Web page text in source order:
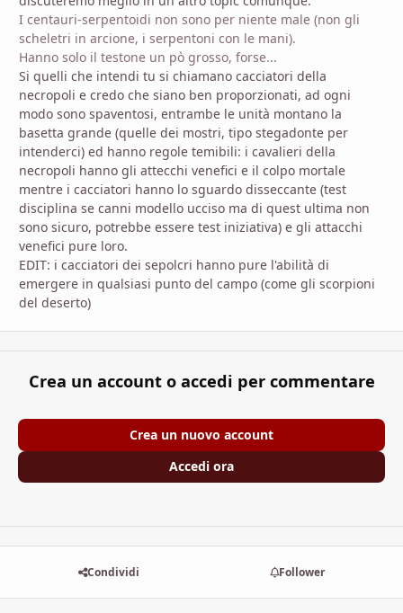
I centauri-serpentoidi non sono per niente male (non gli
scheletri in arcione, i serpentoni con le mani).
Hanno solo il testone un pò grosso, forse...
Si quelli che intendi tu si chiamano cacciatori della
necropoli e credo che siano ben proporzionati, ad ogni
modo sono spaventosi, entrambe le unità montano la
basetta grande (quelle dei mostri, tipo stegadonte per
intenderci) ed hanno regole temibili: i cavalieri della
necropoli hanno gli attecchi venefici e il colpo mortale
mentre i cacciatori hanno lo sguardo disseccante (test
disciplina se canni modello ucciso ma di quest ultima non
sono sicuro, potrebbe essere test iniziativa) e gli attacchi
venefici pure loro.
EDIT: i cacciatori dei sepolcri hanno pure l'abilità di
emergere in qualsiasi punto del campo (come gli scorpioni
del deserto)
Crea un account o accedi per commentare
Crea un nuovo account
Accedi ora
Condividi Follower